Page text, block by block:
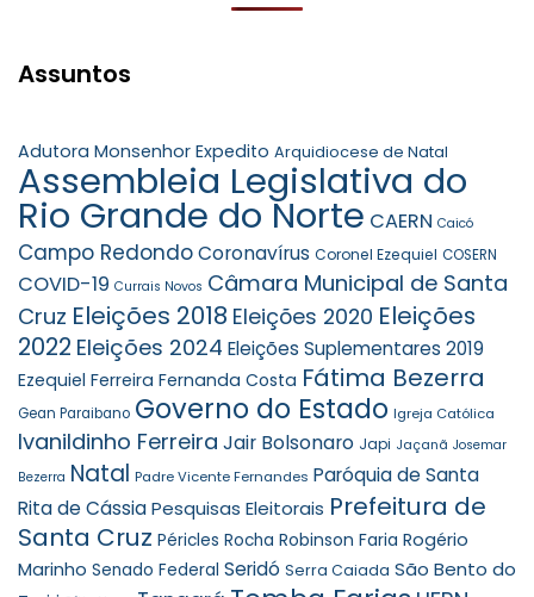
Assuntos
Adutora Monsenhor Expedito Arquidiocese de Natal
Assembleia Legislativa do
Rio Grande do Norte CAERN Caicó
Campo RedondoCoronavírus Coronel Ezequiel COSERN
COVID-19 Currais Novos Câmara Municipal de Santa
Cruz Eleições 2018 Eleições 2020 Eleições
2022 Eleições 2024 Eleições Suplementares 2019
Ezequiel Ferreira Fernanda Costa Fátima Bezerra
Gean Paraibano Governo do Estado Igreja Católica
Ivanildinho Ferreira Jair Bolsonaro Japi Jaçanã Josemar
Bezerra Natal Padre Vicente Fernandes Paróquia de Santa
Rita de CássiaPesquisas Eleitorais Prefeitura de
Santa Cruz Péricles Rocha Robinson Faria Rogério
Marinho Senado Federal Seridó Serra Caiada São Bento do